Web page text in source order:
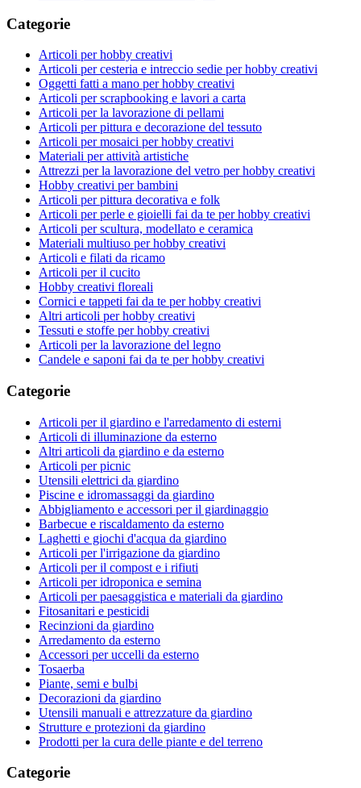
Categorie
Articoli per hobby creativi
Articoli per cesteria e intreccio sedie per hobby creativi
Oggetti fatti a mano per hobby creativi
Articoli per scrapbooking e lavori a carta
Articoli per la lavorazione di pellami
Articoli per pittura e decorazione del tessuto
Articoli per mosaici per hobby creativi
Materiali per attività artistiche
Attrezzi per la lavorazione del vetro per hobby creativi
Hobby creativi per bambini
Articoli per pittura decorativa e folk
Articoli per perle e gioielli fai da te per hobby creativi
Articoli per scultura, modellato e ceramica
Materiali multiuso per hobby creativi
Articoli e filati da ricamo
Articoli per il cucito
Hobby creativi floreali
Cornici e tappeti fai da te per hobby creativi
Altri articoli per hobby creativi
Tessuti e stoffe per hobby creativi
Articoli per la lavorazione del legno
Candele e saponi fai da te per hobby creativi
Categorie
Articoli per il giardino e l'arredamento di esterni
Articoli di illuminazione da esterno
Altri articoli da giardino e da esterno
Articoli per picnic
Utensili elettrici da giardino
Piscine e idromassaggi da giardino
Abbigliamento e accessori per il giardinaggio
Barbecue e riscaldamento da esterno
Laghetti e giochi d'acqua da giardino
Articoli per l'irrigazione da giardino
Articoli per il compost e i rifiuti
Articoli per idroponica e semina
Articoli per paesaggistica e materiali da giardino
Fitosanitari e pesticidi
Recinzioni da giardino
Arredamento da esterno
Accessori per uccelli da esterno
Tosaerba
Piante, semi e bulbi
Decorazioni da giardino
Utensili manuali e attrezzature da giardino
Strutture e protezioni da giardino
Prodotti per la cura delle piante e del terreno
Categorie